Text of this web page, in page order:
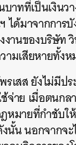
าทที่เป็นเงินว
ได้มาจากการ
งานของบริษัท
ามเสียหายทั้ง
เสส ยังไม่มีป
จ่าย เมื่อตนก
มายที่กำชับใ
งนั้น นอกจาก